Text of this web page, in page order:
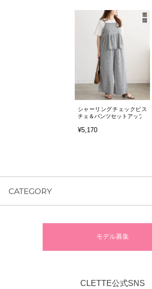
シャーリングチェックビス
チェ＆パンツセットアップ
¥5,170
CATEGORY
モデル募集
CLETTE公式SNS